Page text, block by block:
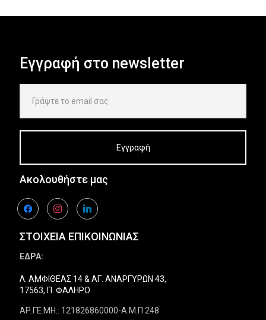
Εγγραφή στο newsletter
Ακολουθήστε μας
facebookinstagramlinkedin
ΣΤΟΙΧΕΙΑ ΕΠΙΚΟΙΝΩΝΙΑΣ
ΕΔΡΑ:
Λ. ΑΜΦΙΘΕΑΣ 14 & ΑΓ. ΑΝΑΡΓΥΡΩΝ 43,
17563, Π. ΦΑΛΗΡΟ
ΑΡ.ΓΕ.ΜΗ.: 121826860000-Α.Μ.Π 248